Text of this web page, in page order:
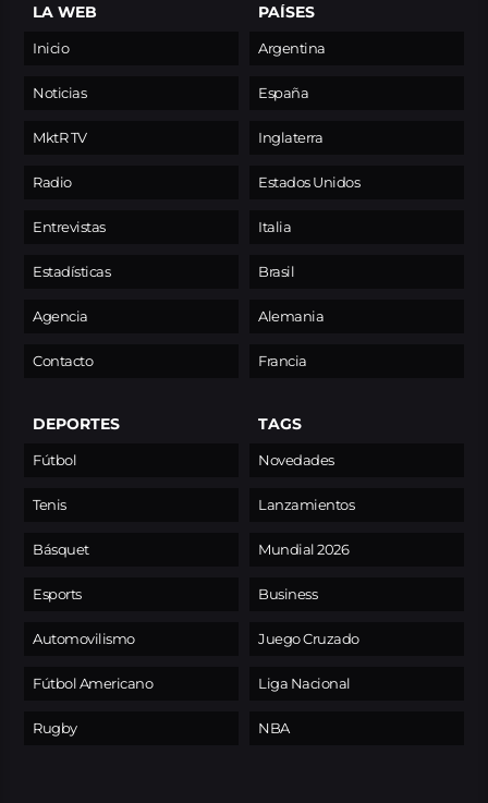
LA WEB
Inicio
Noticias
MktR TV
Radio
Entrevistas
Estadísticas
Agencia
Contacto
PAÍSES
Argentina
España
Inglaterra
Estados Unidos
Italia
Brasil
Alemania
Francia
DEPORTES
Fútbol
Tenis
Básquet
Esports
Automovilismo
Fútbol Americano
Rugby
TAGS
Novedades
Lanzamientos
Mundial 2026
Business
Juego Cruzado
Liga Nacional
NBA